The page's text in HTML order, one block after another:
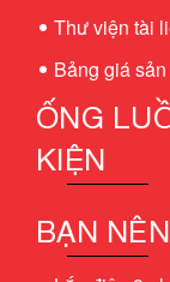
Thư viện tài
Bảng giá
ỐNG
KIỆN
BẠN